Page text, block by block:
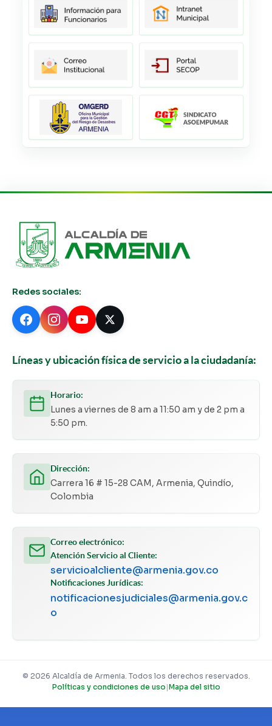
Redes sociales:
Líneas y ubicación física de servicio a la ciudadanía:
Horario:
Lunes a viernes de 8 am a 11:50 am y de 2 pm a
5:50 pm.
Dirección:
Carrera 16 # 15-28 CAM, Armenia, Quindío,
Colombia
Correo electrónico:
Atención Servicio al Cliente:
servicioalcliente@armenia.gov.co
Notificaciones Jurídicas:
notificacionesjudiciales@armenia.gov.c
o
© 2026 Alcaldía de Armenia. Todos los derechos reservados.
Políticas y condiciones de uso |Mapa del sitio